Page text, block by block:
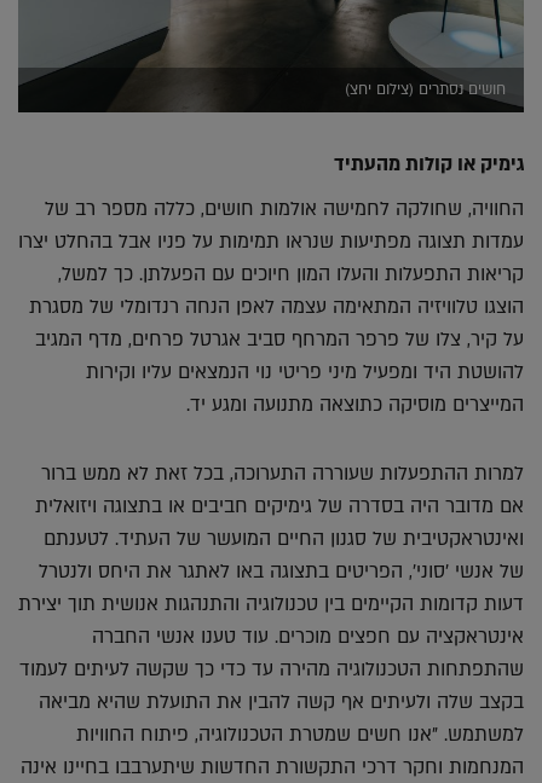
חושים נסתרים (צילום יחצ)
גימיק או קולות מהעתיד
החוויה, שחולקה לחמישה אולמות חושים, כללה מספר רב של
עמדות תצוגה מפתיעות שנראו תמימות על פניו אבל בהחלט יצרו
קריאות התפעלות והעלו המון חיוכים עם הפעלתן. כך למשל,
הוצגו טלוויזיה המתאימה עצמה לאפן הנחה רנדומלי של מסגרת
על קיר, צלו של פרפר המרחף סביב אגרטל פרחים, מדף המגיב
להושטת היד ומפעיל מיני פריטי נוי הנמצאים עליו וקירות
המייצרים מוסיקה כתוצאה מתנועה ומגע יד.
למרות ההתפעלות שעוררה התערוכה, בכל זאת לא ממש ברור
אם מדובר היה בסדרה של גימיקים חביבים או בתצוגה ויזואלית
ואינטראקטיבית של סגנון החיים המועשר של העתיד. לטענתם
של אנשי 'סוני', הפריטים בתצוגה באו לאתגר את היחס ולנטרל
דעות קדומות הקיימים בין טכנולוגיה והתנהגות אנושית תוך יצירת
אינטראקציה עם חפצים מוכרים. עוד טענו אנשי החברה
שהתפתחות הטכנולוגיה מהירה עד כדי כך שקשה לעיתים לעמוד
בקצב שלה ולעיתים אף קשה להבין את התועלת שהיא מביאה
למשתמש. "אנו חשים שמטרת הטכנולוגיה, פיתוח החוויות
המנחמות וחקר דרכי התקשורת החדשות שיתערבבו בחיינו אינה